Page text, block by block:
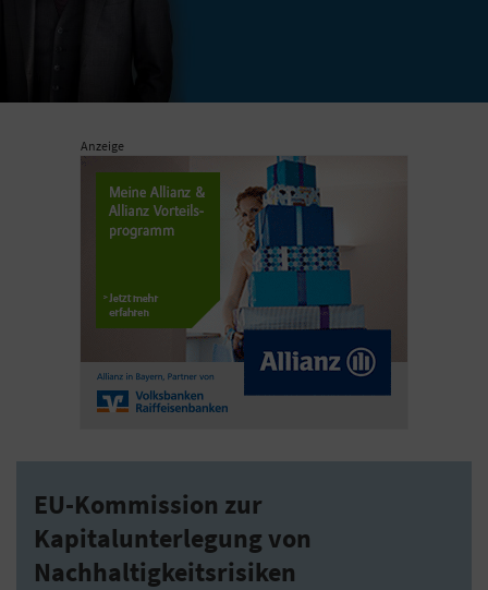
Anzeige
EU-Kommission zur
Kapitalunterlegung von
Nachhaltigkeitsrisiken